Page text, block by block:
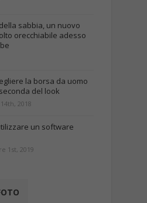
sabbia, un nuovo
orecchiabile adesso
la borsa da uomo
del look
2018
un software
1st, 2019